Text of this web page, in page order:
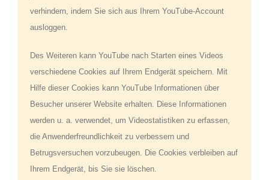
verhindern, indem Sie sich aus Ihrem YouTube-Account
ausloggen.
Des Weiteren kann YouTube nach Starten eines Videos
verschiedene Cookies auf Ihrem Endgerät speichern. Mit
Hilfe dieser Cookies kann YouTube Informationen über
Besucher unserer Website erhalten. Diese Informationen
werden u. a. verwendet, um Videostatistiken zu erfassen,
die Anwenderfreundlichkeit zu verbessern und
Betrugsversuchen vorzubeugen. Die Cookies verbleiben auf
Ihrem Endgerät, bis Sie sie löschen.